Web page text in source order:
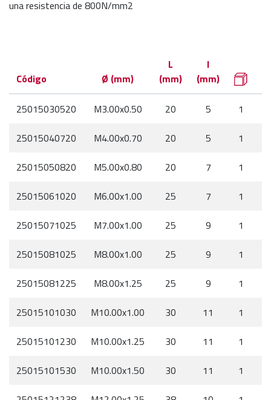
una resistencia de 800N/mm2
Código Ø (mm)
L
(mm)
l
(mm)
25015030520 M3.00x0.50 20 5
1
25015040720
M4.00x0.70 20 5
1
25015050820
M5.00x0.80 20 7
1
25015061020
M6.00x1.00 25 7
1
25015071025
M7.00x1.00 25 9
1
25015081025
M8.00x1.00 25 9
1
25015081225
M8.00x1.25 25 9
1
25015101030
M10.00x1.00 30 11
1
25015101230
M10.00x1.25 30 11
1
25015101530
M10.00x1.50 30 11
1